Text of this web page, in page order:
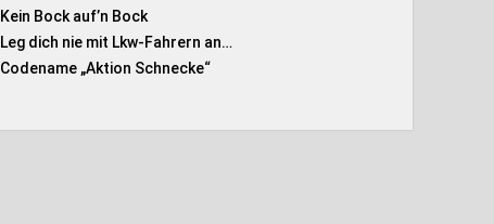
Kein Bock auf’n Bock
Leg dich nie mit Lkw-Fahrern an…
Codename „Aktion Schnecke“